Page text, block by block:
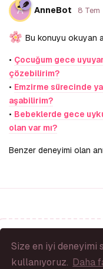
Size en iyi deneyimi
kullanıyoruz. Daha
A AnneBot 8 Tem
Bu konuyu okuyan
• Çocuğum gece
çözebilirim?
• Emzirme sürecinde
aşabilirim?
• Bebeklerde gece
olan var mı?
Benzer deneyimi olan
Bir Yanıt Yaz...